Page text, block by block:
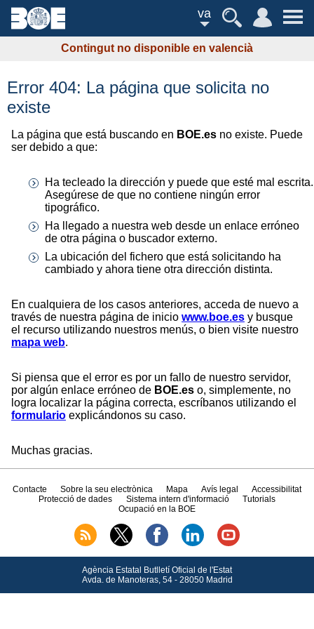
va
Contingut no disponible en valencià
Error 404: La página que solicita no
existe
La página que está buscando en BOE.es no existe. Puede
ser debido a que:
Ha tecleado la dirección y puede que esté mal escrita.
Asegúrese de que no contiene ningún error
tipográfico.
Ha llegado a nuestra web desde un enlace erróneo
de otra página o buscador externo.
La ubicación del fichero que está solicitando ha
cambiado y ahora tiene otra dirección distinta.
En cualquiera de los casos anteriores, acceda de nuevo a
través de nuestra página de inicio www.boe.es y busque
el recurso utilizando nuestros menús, o bien visite nuestro
mapa web.
Si piensa que el error es por un fallo de nuestro servidor,
por algún enlace erróneo de BOE.es o, simplemente, no
logra localizar la página correcta, escríbanos utilizando el
formulario explicándonos su caso.
Muchas gracias.
Contacte Sobre la seu electrònica Mapa Avís legal
Accessibilitat
Protecció de dades
Sistema intern d'informació
Tutorials
Ocupació en la BOE
Agència Estatal Butlletí Oficial de l'Estat
Avda.de Manoteras, 54 - 28050 Madrid